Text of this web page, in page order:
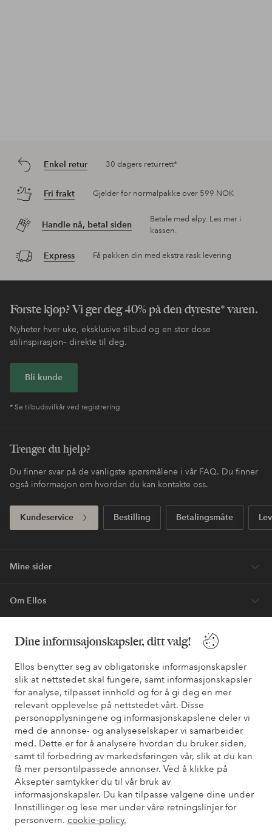
Dine informsajonskapsler, ditt valg!
Ellos benytter seg av obligatoriske informasjonskapsler
slik at nettstedet skal fungere, samt informasjonskapsler
for analyse, tilpasset innhold og for å gi deg en mer
relevant opplevelse på nettstedet vårt. Disse
personopplysningene og informasjonskapslene deler vi
med de annonse- og analyseselskaper vi samarbeider
med. Dette er for å analysere hvordan du bruker siden,
samt til forbedring av markedsføringen vår, slik at du kan
få mer persontilpassede annonser. Ved å klikke på
Aksepter samtykker du til vår bruk av
informasjonskapsler. Du kan tilpasse valgene dine under
Innstillinger og lese mer under våre retningslinjer for
personvern. cookie-policy.
Enkel retur 30 dagers returrett*
Fri frakt Gjelder for normalpakke over 599 NOK
Handle nå, betal siden
Betale med elpy. Les mer i
kassen.
Express Få pakken din med ekstra rask levering
Første kjøp? Vi ger deg 40% på den dyreste* varen.
Nyheter hver uke, eksklusive tilbud og en stor dose
stilinspirasjon– direkte til deg.
Bli kunde
* Se tilbudsvilkår ved registrering
Trenger du hjelp?
Du finner svar på de vanligste spørsmålene i vår FAQ. Du finner
også informasjon om hvordan du kan kontakte oss.
Kundeservice Bestilling Betalingsmåte
Mine sider
Om Ellos
Våre tjenester
Vilkår
Venner
Sikre betalinger - Betal direkte eller del opp
Vil du vite mer om våre betalingsalternativer?
elpy elpy